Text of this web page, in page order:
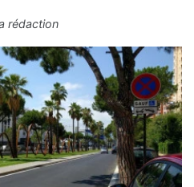
rédaction